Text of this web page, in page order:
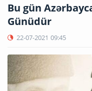
Bu gün
Günüdür
22-07-2021 09:45